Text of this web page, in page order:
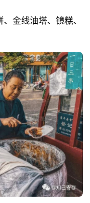
金线油塔、镜糕、